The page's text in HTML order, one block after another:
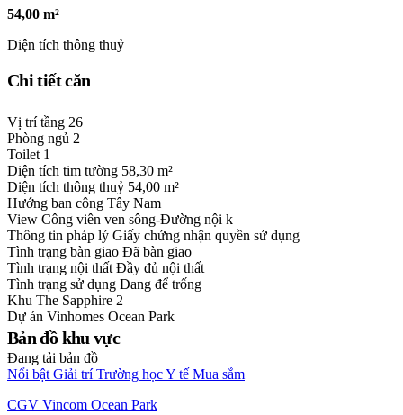
54,00 m²
Diện tích thông thuỷ
Chi tiết căn
Vị trí tầng 26
Phòng ngủ 2
Toilet 1
Diện tích tim tường 58,30 m²
Diện tích thông thuỷ 54,00 m²
Hướng ban công Tây Nam
View Công viên ven sông-Đường nội k
Thông tin pháp lý Giấy chứng nhận quyền sử dụng
Tình trạng bàn giao Đã bàn giao
Tình trạng nội thất Đầy đủ nội thất
Tình trạng sử dụng Đang để trống
Khu The Sapphire 2
Dự án Vinhomes Ocean Park
Bản đồ khu vực
Đang tải bản đồ
Nổi bật Giải trí Trường họcY tế Mua sắm
CGV Vincom Ocean Park